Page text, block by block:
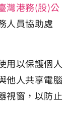
灣港務(股)公
人員協助處
用以保護個人
他人共享電腦
視窗，以防止